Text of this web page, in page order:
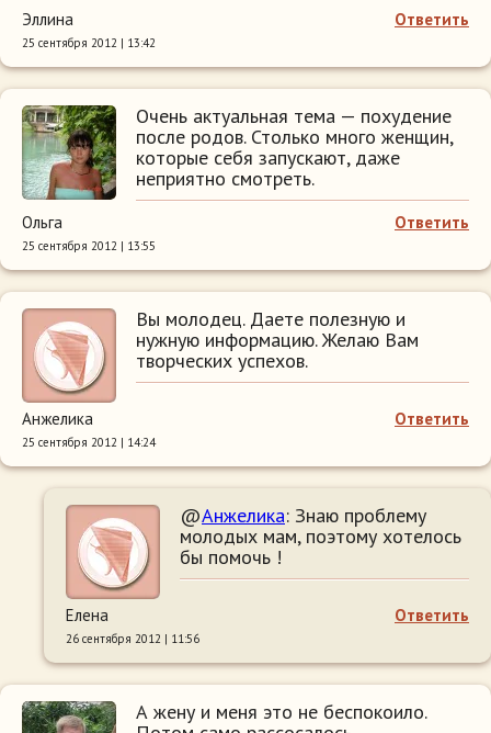
Ответить
Эллина
25 сентября 2012 | 13:42
Очень актуальная тема — похудение
после родов. Столько много женщин,
которые себя запускают, даже
неприятно смотреть.
Ответить
Ольга
25 сентября 2012 | 13:55
Вы молодец. Даете полезную и
нужную информацию. Желаю Вам
творческих успехов.
Ответить
Анжелика
25 сентября 2012 | 14:24
@Анжелика: Знаю проблему
молодых мам, поэтому хотелось
бы помочь !
Ответить
Елена
26 сентября 2012 | 11:56
А жену и меня это не беспокоило.